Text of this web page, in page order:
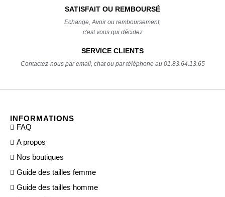
SATISFAIT OU REMBOURSÉ
Echange, Avoir ou remboursement,
c'est vous qui décidez
SERVICE CLIENTS
Contactez-nous par email, chat ou par téléphone au 01.83.64.13.65
INFORMATIONS
FAQ
A propos
Nos boutiques
Guide des tailles femme
Guide des tailles homme